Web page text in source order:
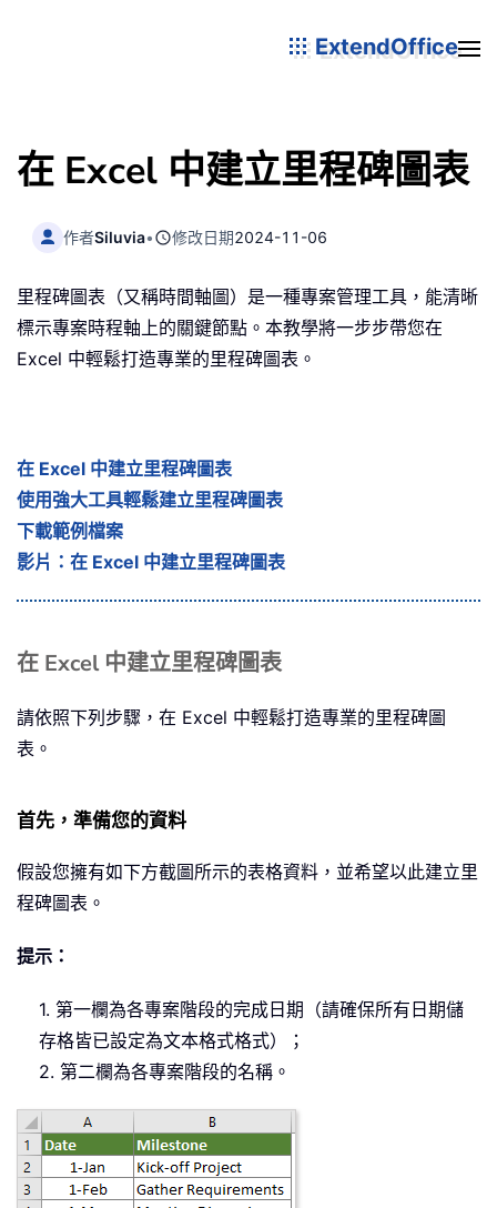
ExtendOffice
在 Excel 中建立里程碑圖表
作者Siluvia• 修改日期2024-11-06
里程碑圖表（又稱時間軸圖）是一種專案管理工具，能清晰
標示專案時程軸上的關鍵節點。本教學將一步步帶您在
Excel 中輕鬆打造專業的里程碑圖表。
在 Excel 中建立里程碑圖表
使用強大工具輕鬆建立里程碑圖表
下載範例檔案
影片：在 Excel 中建立里程碑圖表
在 Excel 中建立里程碑圖表
請依照下列步驟，在 Excel 中輕鬆打造專業的里程碑圖
表。
首先，準備您的資料
假設您擁有如下方截圖所示的表格資料，並希望以此建立里
程碑圖表。
提示：
1. 第一欄為各專案階段的完成日期（請確保所有日期儲
存格皆已設定為文本格式格式）；
2. 第二欄為各專案階段的名稱。